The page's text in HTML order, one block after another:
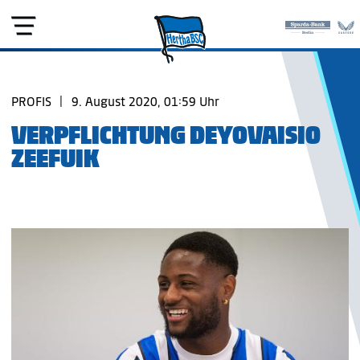
PROFIS 9. August 2020, 01:59 Uhr
VERPFLICHTUNG DEYOVAISIO
ZEEFUIK